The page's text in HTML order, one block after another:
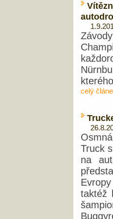
celý
Truck
na
taktéž